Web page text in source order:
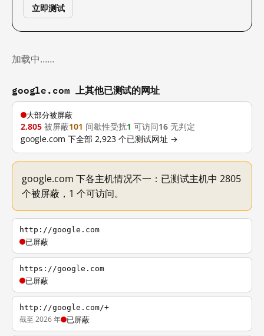
立即测试
加载中……
google.com 上其他已测试的网址
大部分被屏蔽
2,805 被屏蔽101 间歇性受扰1 可访问16 无判定
google.com 下全部 2,923 个已测试网址 →
google.com 下各主机情况不一：已测试主机中 2805
个被屏蔽，1 个可访问。
http://google.com
已屏蔽
https://google.com
已屏蔽
http://google.com/+
截至 2026 年 已屏蔽